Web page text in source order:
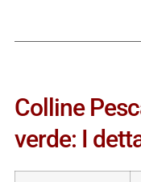
Colline
verde: I